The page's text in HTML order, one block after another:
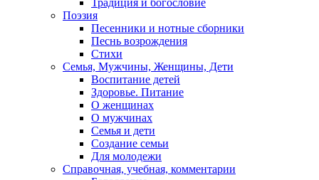
Традиция и богословие
Поэзия
Песенники и нотные сборники
Песнь возрождения
Стихи
Семья, Мужчины, Женщины, Дети
Воспитание детей
Здоровье. Питание
О женщинах
О мужчинах
Семья и дети
Создание семьи
Для молодежи
Справочная, учебная, комментарии